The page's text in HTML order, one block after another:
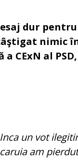
dur pentru
nimic
CExN al
Inca un vot
caruia am